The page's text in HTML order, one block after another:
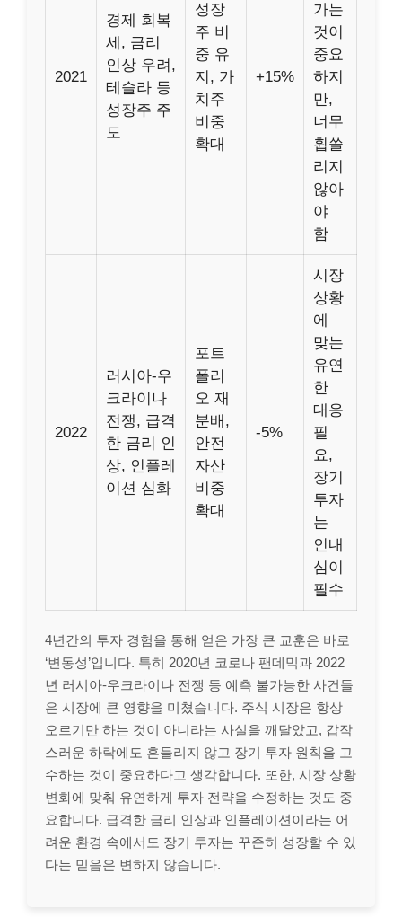
2021
경제 회복
세, 금리
인상 우려,
테슬라 등
성장주 주
도
성장
주 비
중 유
지, 가
치주
비중
확대
+15%
가는
것이
중요
하지
만,
너무
휩쓸
리지
않아
야
함
2022
러시아-우
크라이나
전쟁, 급격
한 금리 인
상, 인플레
이션 심화
포트
폴리
오 재
분배,
안전
자산
비중
확대
-5%
시장
상황
에
맞는
유연
한
대응
필
요,
장기
투자
는
인내
심이
필수
4년간의 투자 경험을 통해 얻은 가장 큰 교훈은 바로
‘변동성’입니다. 특히 2020년 코로나 팬데믹과 2022
년 러시아-우크라이나 전쟁 등 예측 불가능한 사건들
은 시장에 큰 영향을 미쳤습니다. 주식 시장은 항상
오르기만 하는 것이 아니라는 사실을 깨달았고, 갑작
스러운 하락에도 흔들리지 않고 장기 투자 원칙을 고
수하는 것이 중요하다고 생각합니다. 또한, 시장 상황
변화에 맞춰 유연하게 투자 전략을 수정하는 것도 중
요합니다. 급격한 금리 인상과 인플레이션이라는 어
려운 환경 속에서도 장기 투자는 꾸준히 성장할 수 있
다는 믿음은 변하지 않습니다.